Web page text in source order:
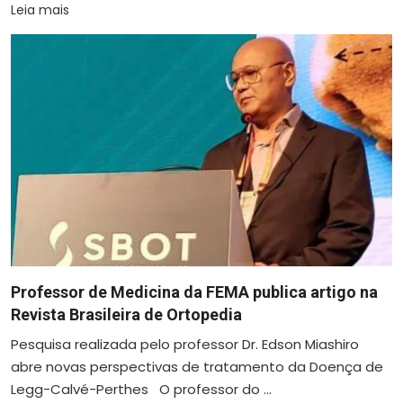
Leia mais
Professor de Medicina da FEMA publica artigo na
Revista Brasileira de Ortopedia
Pesquisa realizada pelo professor Dr. Edson Miashiro
abre novas perspectivas de tratamento da Doença de
Legg-Calvé-Perthes O professor do ...